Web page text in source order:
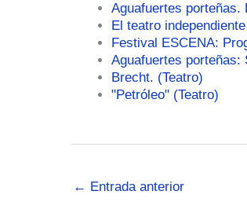
Aguafuertes
El teatro
Festival ESCENA:
Aguafuertes
Brecht. (Teatro)
"Petróleo" (Teatro)
← Entrada anterior